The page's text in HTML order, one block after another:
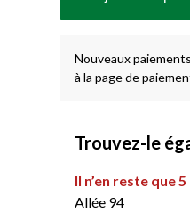
Nouveaux
à la page de
Trouvez-le
Il n’en reste que 5
Allée 94